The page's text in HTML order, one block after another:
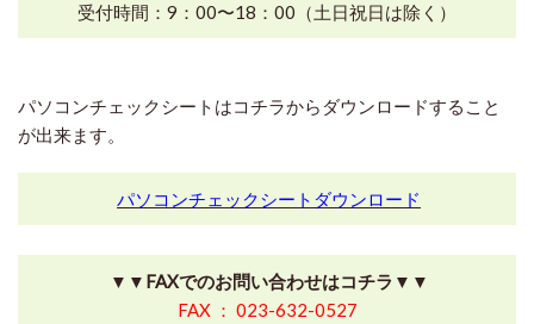
受付時間：9：00〜18：00（土日祝日は除く）
パソコンチェックシートはコチラからダウンロードすること
が出来ます。
パソコンチェックシートダウンロード
▼▼FAXでのお問い合わせはコチラ▼▼
FAX ： 023-632-0527